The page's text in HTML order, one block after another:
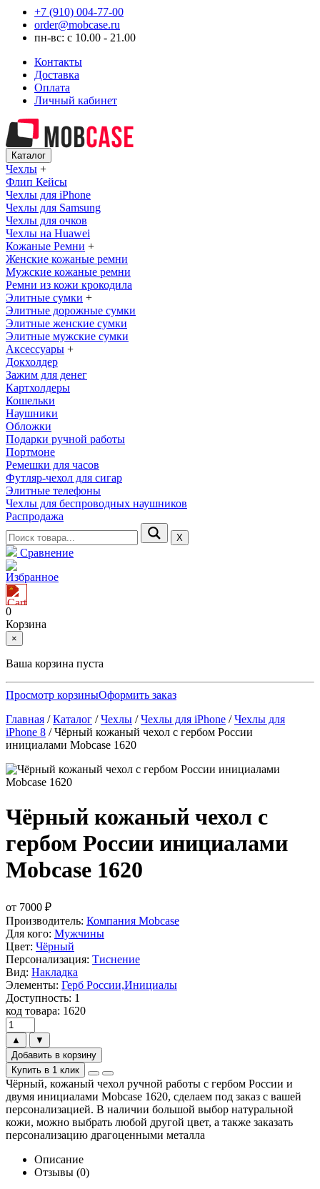
+7 (910) 004-77-00
order@mobcase.ru
пн-вс: с 10.00 - 21.00
Контакты
Доставка
Оплата
Личный кабинет
Каталог
Чехлы +
Флип Кейсы
Чехлы для iPhone
Чехлы для Samsung
Чехлы для очков
Чехлы на Huawei
Кожаные Ремни +
Женские кожаные ремни
Мужские кожаные ремни
Ремни из кожи крокодила
Элитные сумки +
Элитные дорожные сумки
Элитные женские сумки
Элитные мужские сумки
Аксессуары +
Докхолдер
Зажим для денег
Картхолдеры
Кошельки
Наушники
Обложки
Подарки ручной работы
Портмоне
Ремешки для часов
Футляр-чехол для сигар
Элитные телефоны
Чехлы для беспроводных наушников
Распродажа
Х
Сравнение
Избранное
0
Корзина
×
Ваша корзина пуста
Просмотр корзиныОформить заказ
Главная /Каталог /Чехлы /Чехлы для iPhone /Чехлы для
iPhone 8 /Чёрный кожаный чехол с гербом России
инициалами Mobcase 1620
Чёрный кожаный чехол с
гербом России инициалами
Mobcase 1620
от 7000 ₽
Производитель: Компания Mobcase
Для кого: Мужчины
Цвет: Чёрный
Персонализация: Тиснение
Вид: Накладка
Элементы: Герб России,Инициалы
Доступность: 1
код товара: 1620
▲
▼
Добавить в корзину
Купить в 1 клик
Чёрный, кожаный чехол ручной работы с гербом России и
двумя инициалами Mobcase 1620, сделаем под заказ с вашей
персонализацией. В наличии большой выбор натуральной
кожи, можно выбрать любой другой цвет, а также заказать
персонализацию драгоценными металла
Описание
Отзывы (0)